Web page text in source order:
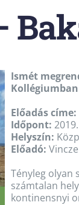
Ismét
Kollégiumban
Előadás címe:
Időpont:
Helyszín:
Előadó:
Tényleg olyan
számtalan
kontinensnyi